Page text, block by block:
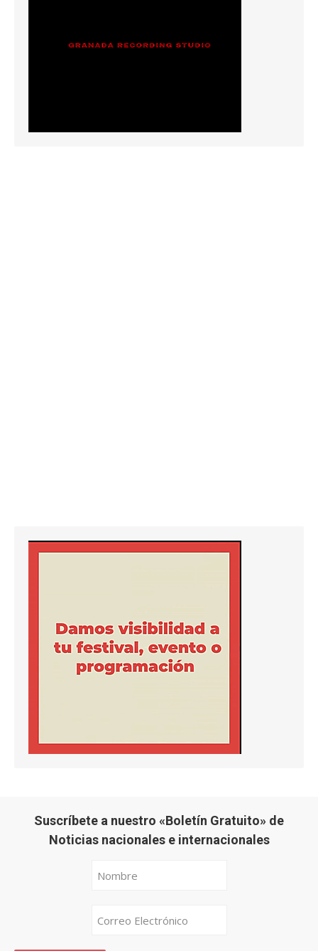
Suscríbete a nuestro «Boletín Gratuito» de
Noticias nacionales e internacionales